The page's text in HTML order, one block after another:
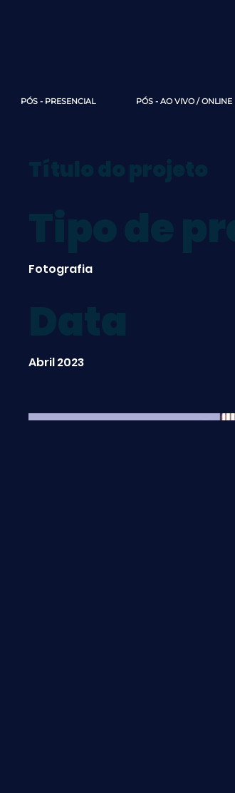
PÓS - PRESENCIAL PÓS - AO VIVO / ONLINE
Título do projeto
Tipo de
Fotografia
Data
Abril 2023